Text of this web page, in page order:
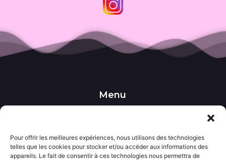
Pour offrir les meilleures expériences, nous utilisons des technologies
telles que les cookies pour stocker et/ou accéder aux informations des
appareils. Le fait de consentir à ces technologies nous permettra de
Menu
••• Accueil
••• Wishlist
••• Actualités